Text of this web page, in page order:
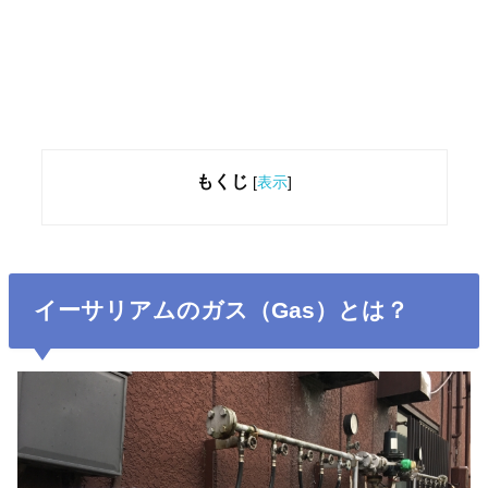
もくじ [表示]
イーサリアムのガス（Gas）とは？